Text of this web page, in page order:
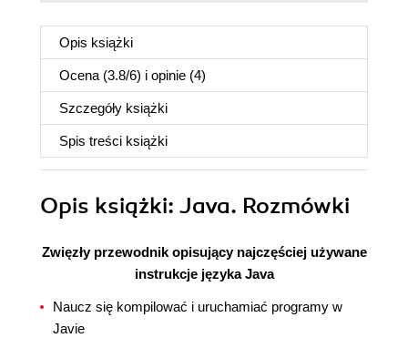
Opis książki
Ocena (3.8/6) i opinie (4)
Szczegóły książki
Spis treści książki
Opis książki: Java. Rozmówki
Zwięzły przewodnik opisujący najczęściej używane
instrukcje języka Java
Naucz się kompilować i uruchamiać programy w
Javie